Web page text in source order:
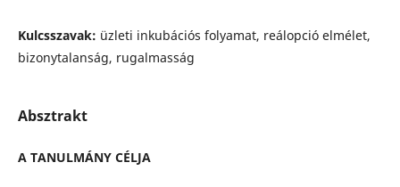
Kulcsszavak: üzleti inkubációs folyamat, reálopció elmélet,
bizonytalanság, rugalmasság
Absztrakt
A TANULMÁNY CÉLJA